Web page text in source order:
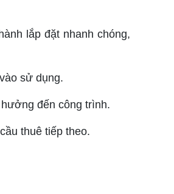
lắp đặt nhanh chóng,
sử dụng.
đến công trình.
thuê tiếp theo.